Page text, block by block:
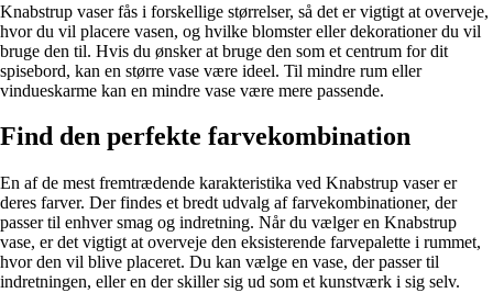
Knabstrup vaser fås i forskellige størrelser, så det er vigtigt at overveje,
hvor du vil placere vasen, og hvilke blomster eller dekorationer du vil
bruge den til. Hvis du ønsker at bruge den som et centrum for dit
spisebord, kan en større vase være ideel. Til mindre rum eller
vindueskarme kan en mindre vase være mere passende.
Find den perfekte farvekombination
En af de mest fremtrædende karakteristika ved Knabstrup vaser er
deres farver. Der findes et bredt udvalg af farvekombinationer, der
passer til enhver smag og indretning. Når du vælger en Knabstrup
vase, er det vigtigt at overveje den eksisterende farvepalette i rummet,
hvor den vil blive placeret. Du kan vælge en vase, der passer til
indretningen, eller en der skiller sig ud som et kunstværk i sig selv.